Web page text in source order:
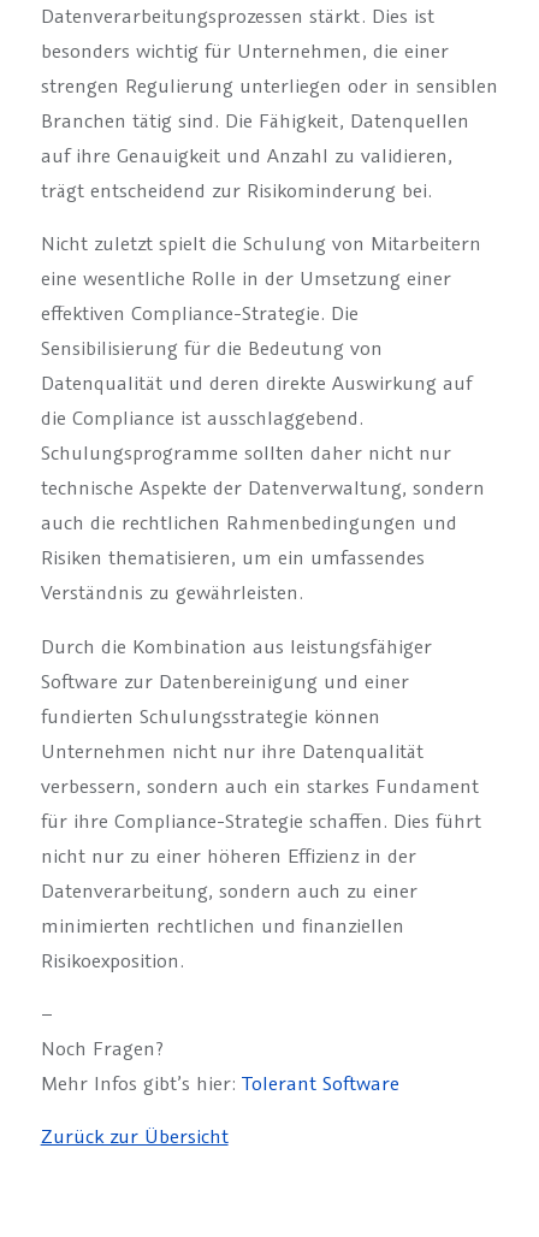
Datenverarbeitungsprozessen stärkt. Dies ist
besonders wichtig für Unternehmen, die einer
strengen Regulierung unterliegen oder in sensiblen
Branchen tätig sind. Die Fähigkeit, Datenquellen
auf ihre Genauigkeit und Anzahl zu validieren,
trägt entscheidend zur Risikominderung bei.
Nicht zuletzt spielt die Schulung von Mitarbeitern
eine wesentliche Rolle in der Umsetzung einer
effektiven Compliance-Strategie. Die
Sensibilisierung für die Bedeutung von
Datenqualität und deren direkte Auswirkung auf
die Compliance ist ausschlaggebend.
Schulungsprogramme sollten daher nicht nur
technische Aspekte der Datenverwaltung, sondern
auch die rechtlichen Rahmenbedingungen und
Risiken thematisieren, um ein umfassendes
Verständnis zu gewährleisten.
Durch die Kombination aus leistungsfähiger
Software zur Datenbereinigung und einer
fundierten Schulungsstrategie können
Unternehmen nicht nur ihre Datenqualität
verbessern, sondern auch ein starkes Fundament
für ihre Compliance-Strategie schaffen. Dies führt
nicht nur zu einer höheren Effizienz in der
Datenverarbeitung, sondern auch zu einer
minimierten rechtlichen und finanziellen
Risikoexposition.
–
Noch Fragen?
Mehr Infos gibt’s hier: Tolerant Software
Zurück zur Übersicht